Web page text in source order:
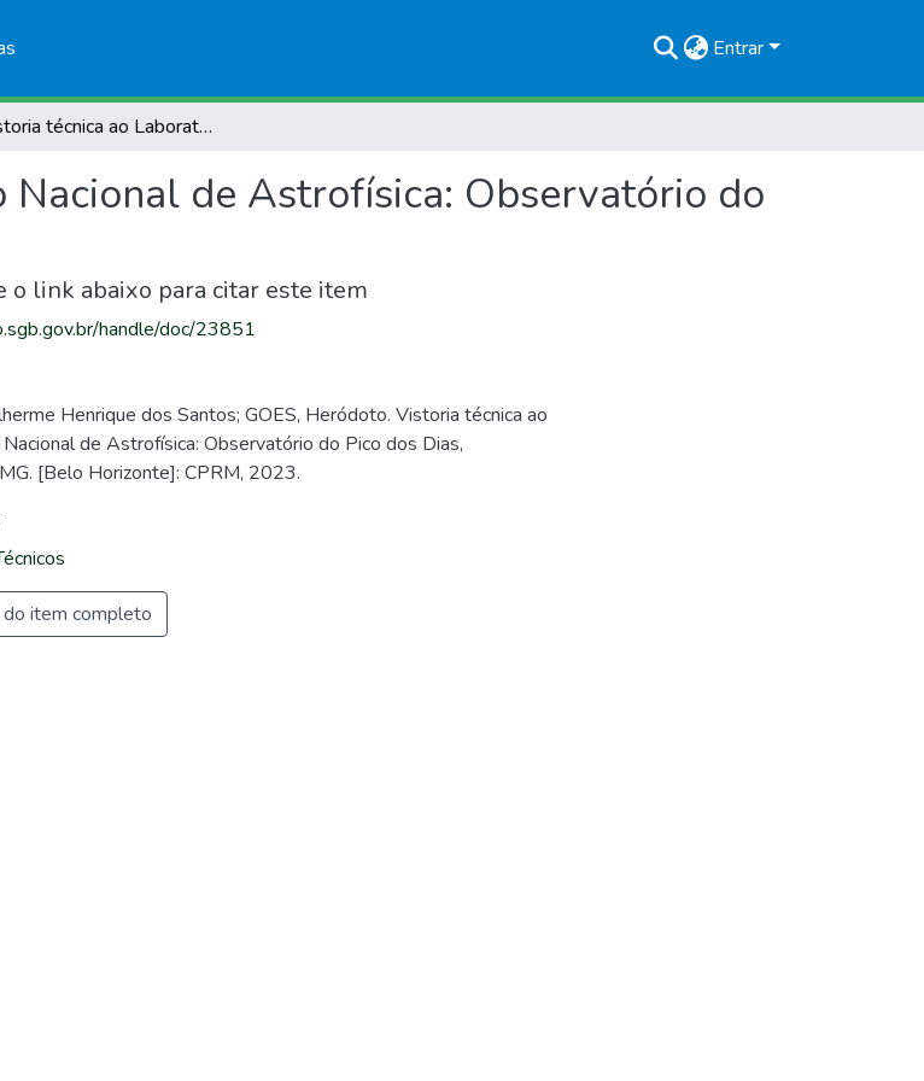
Entrar
Vistoria técnica ao Laboratório Nacional de Astrofísica: Observatório do Pico dos Dias, Brazópolis, MG
de Astrofísica: Observatório do
o link abaixo para citar este item
handle/doc/23851
Henrique dos Santos; GOES, Heródoto. Vistoria técnica ao
de Astrofísica: Observatório do Pico dos Dias,
[Belo Horizonte]: CPRM, 2023.
do item completo